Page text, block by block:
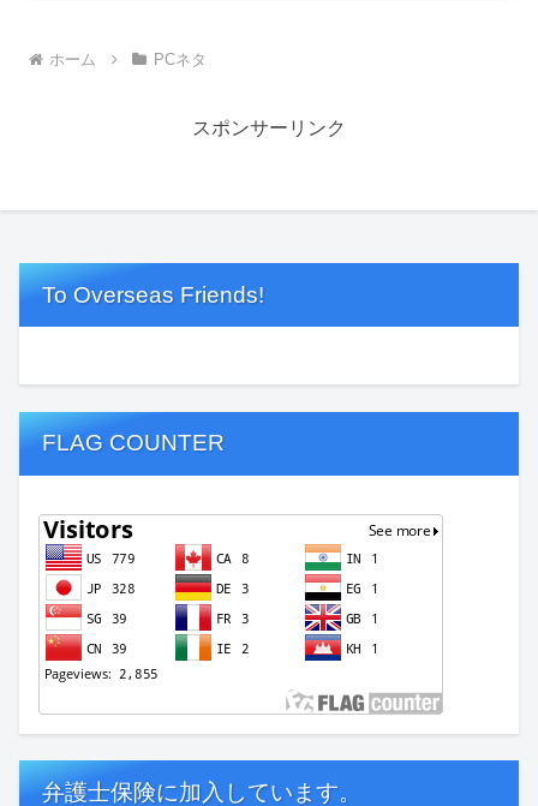
ホーム PCネタ
スポンサーリンク
To Overseas Friends!
FLAG COUNTER
弁護士保険に加入しています。